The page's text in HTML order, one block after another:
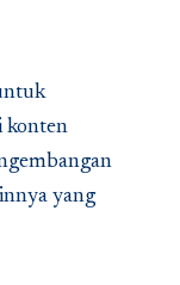
konten
yang